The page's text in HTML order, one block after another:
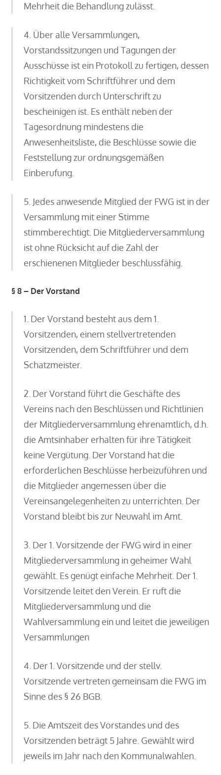
Mehrheit die Behandlung zulässt.
4. Über alle Versammlungen,
Vorstandssitzungen und Tagungen der
Ausschüsse ist ein Protokoll zu fertigen, dessen
Richtigkeit vom Schriftführer und dem
Vorsitzenden durch Unterschrift zu
bescheinigen ist. Es enthält neben der
Tagesordnung mindestens die
Anwesenheitsliste, die Beschlüsse sowie die
Feststellung zur ordnungsgemäßen
Einberufung.
5. Jedes anwesende Mitglied der FWG ist in der
Versammlung mit einer Stimme
stimmberechtigt. Die Mitgliederversammlung
ist ohne Rücksicht auf die Zahl der
erschienenen Mitglieder beschlussfähig.
§ 8 – Der Vorstand
1. Der Vorstand besteht aus dem 1.
Vorsitzenden, einem stellvertretenden
Vorsitzenden, dem Schriftführer und dem
Schatzmeister.
2. Der Vorstand führt die Geschäfte des
Vereins nach den Beschlüssen und Richtlinien
der Mitgliederversammlung ehrenamtlich, d.h.
die Amtsinhaber erhalten für ihre Tätigkeit
keine Vergütung. Der Vorstand hat die
erforderlichen Beschlüsse herbeizuführen und
die Mitglieder angemessen über die
Vereinsangelegenheiten zu unterrichten. Der
Vorstand bleibt bis zur Neuwahl im Amt.
3. Der 1. Vorsitzende der FWG wird in einer
Mitgliederversammlung in geheimer Wahl
gewählt. Es genügt einfache Mehrheit. Der 1.
Vorsitzende leitet den Verein. Er ruft die
Mitgliederversammlung und die
Wahlversammlung ein und leitet die jeweiligen
Versammlungen
4. Der 1. Vorsitzende und der stellv.
Vorsitzende vertreten gemeinsam die FWG im
Sinne des § 26 BGB.
5. Die Amtszeit des Vorstandes und des
Vorsitzenden beträgt 5 Jahre. Gewählt wird
jeweils im Jahr nach den Kommunalwahlen.